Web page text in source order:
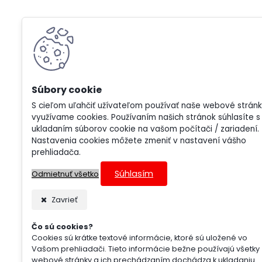
S cieľom uľahčiť užívateľom používať naše webové
využívame cookies. Používaním našich stránok súhlasíte s
ukladaním súborov cookie na vašom počítači / zariadení.
Nastavenia cookies môžete zmeniť v nastavení vášho
prehliadača.
Odmietnuť všetko Súhlasím
Zavrieť
Čo sú cookies?
Cookies sú krátke textové informácie, ktoré sú uložené vo
Vašom prehliadači. Tieto informácie bežne používajú všetky
webové stránky a ich prechádzaním dochádza k ukladaniu